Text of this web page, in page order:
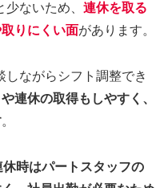
ないため、 連休を取る
りにくい面があります。
しながらシフト調整でき
連休の取得もしやすく、
。
休時はパートスタッフの